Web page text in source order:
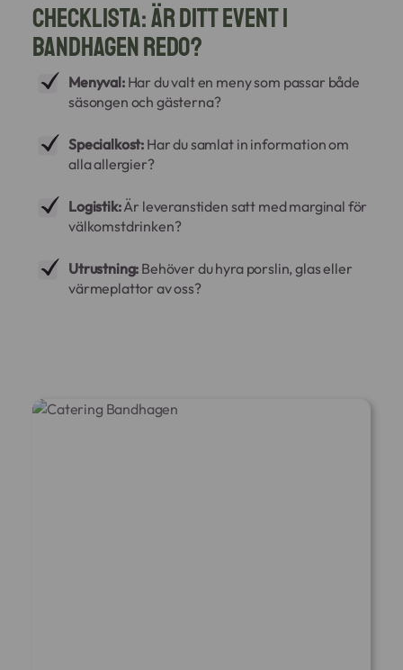
Checklista: Är ditt event i
Bandhagen redo?
Menyval:Har du valt en meny som passar både
säsongen och gästerna?
Specialkost: Har du samlat in information om
alla allergier?
Logistik:Är leveranstiden satt med marginal för
välkomstdrinken?
Utrustning: Behöver du hyra porslin, glas eller
värmeplattor av oss?